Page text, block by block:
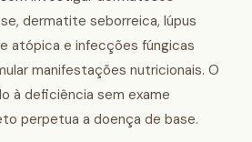
dermatite seborreica, lúpus
atópica e infecções fúngicas
manifestações nutricionais. O
à deficiência sem exame
perpetua a doença de base.